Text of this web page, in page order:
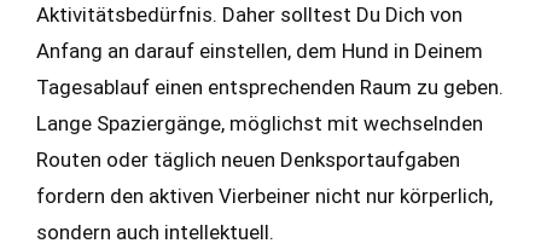
Aktivitätsbedürfnis. Daher solltest Du Dich von
Anfang an darauf einstellen, dem Hund in Deinem
Tagesablauf einen entsprechenden Raum zu geben.
Lange Spaziergänge, möglichst mit wechselnden
Routen oder täglich neuen Denksportaufgaben
fordern den aktiven Vierbeiner nicht nur körperlich,
sondern auch intellektuell.